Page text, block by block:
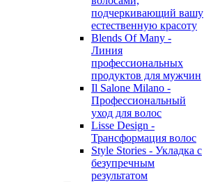
подчеркивающий вашу
естественную красоту
Blends Of Many -
Линия
профессиональных
продуктов для мужчин
Il Salone Milano -
Профессиональный
уход для волос
Lisse Design -
Трансформация волос
Style Stories - Укладка с
безупречным
результатом